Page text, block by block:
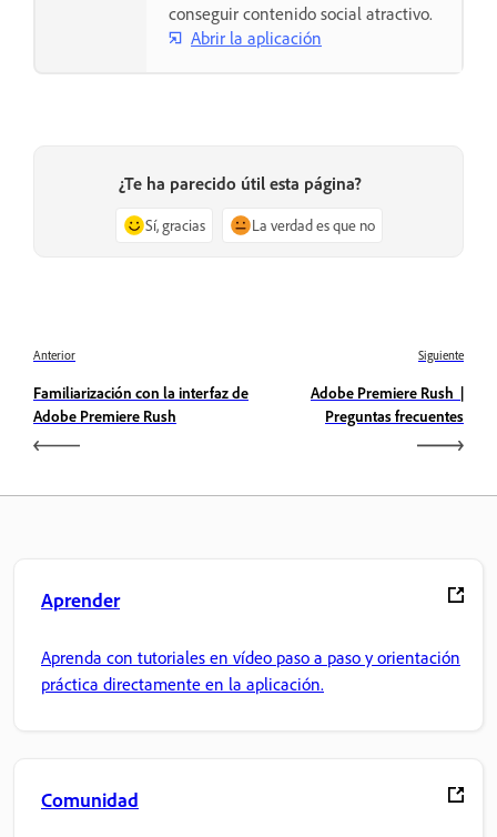
conseguir contenido social atractivo.
Abrir la aplicación
¿Te ha parecido útil esta página?
Sí, gracias La verdad es que no
Anterior
Familiarización con la interfaz de
Adobe Premiere Rush
Siguiente
Adobe Premiere Rush |
Preguntas frecuentes
Aprender
Aprenda con tutoriales en vídeo paso a paso y orientación
práctica directamente en la aplicación.
Comunidad